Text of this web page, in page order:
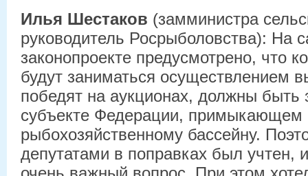
Илья Шестаков (замминистра
руководитель Росрыболовства): На
законопроекте предусмотрено, что
будут заниматься осуществлением
победят на аукционах, должны быть
субъекте Федерации, примыкающем
рыбохозяйственному бассейну.
депутатами в поправках был учтен,